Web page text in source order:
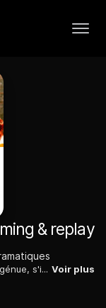
& replay
Une adolescente passionnée, faussement ingénue, s'introduit dans la famille d'un célèbre cinéaste et y sème la zizanie, le temps d'un été mouvementé. Voir plus